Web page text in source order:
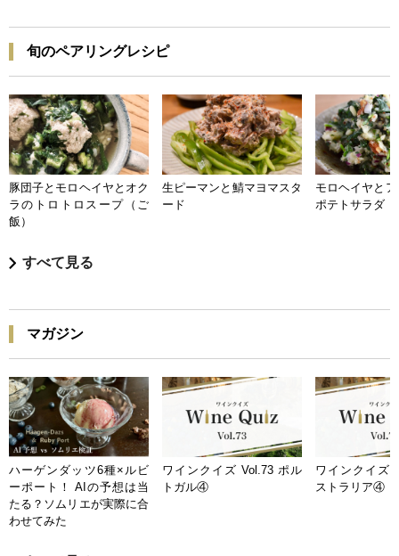
旬のペアリングレシピ
豚団子とモロヘイヤとオク
ラのトロトロスープ（ご
飯）
生ピーマンと鯖マヨマスタ
ード
モロヘイヤと
ポテトサラダ
すべて見る
マガジン
ハーゲンダッツ6種×ルビ
ーポート！ AIの予想は当
たる？ソムリエが実際に合
わせてみた
ワインクイズ Vol.73 ポル
トガル④
ワインクイズ
ストラリア④